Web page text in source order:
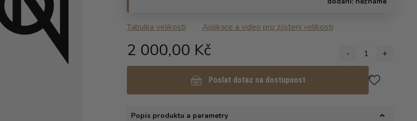
Tabulka velikosti Aplikace a video pro zjisteni velikosti
2 000,00 Kč - 1 +
Poslat dotaz na dostupnost
Popis produktu a parametry